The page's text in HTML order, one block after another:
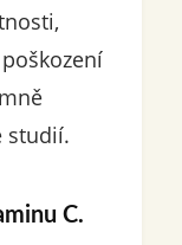
studií.
C.